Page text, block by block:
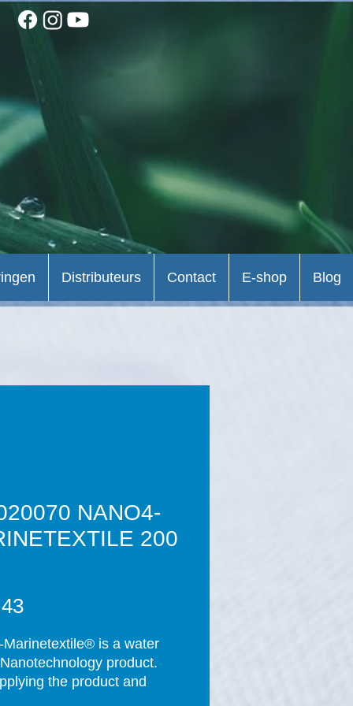
NANO4-
200
Prijs
Marinetextile® is a water
product.
the product and
Distributeurs Contact E-shop Blog